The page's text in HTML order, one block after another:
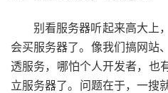
别看服务器听起来高大上
会买服务器了。像我们搞网站
透服务，哪怕个人开发者，也
立服务器了。问题在于，一搜